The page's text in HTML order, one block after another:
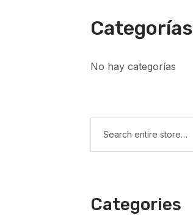
Categorías
No hay categorías
Categories